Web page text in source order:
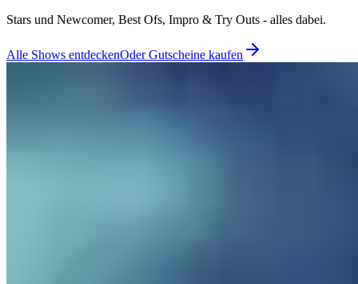
Stars und Newcomer, Best Ofs, Impro & Try Outs - alles dabei.
Alle Shows entdeckenOder Gutscheine kaufen